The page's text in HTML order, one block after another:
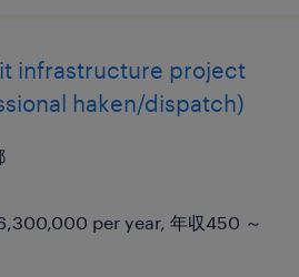
infrastructure project
haken/dispatch)
per year, 年収450 ～